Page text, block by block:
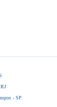
- SP